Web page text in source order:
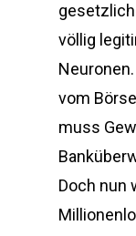
völlig
vom
muss
Doch nun